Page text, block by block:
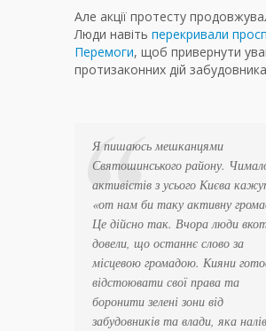
Але акції протесту
Люди навіть перекривали
Перемоги, щоб привернути
протизаконних дій
Я пишаюсь мешканцями
Святошинського району.
активістів з усього Києва
«от нам би таку активну
Це дійсно так. Вчора люди
довели, що останнє слово за
місцевою громадою. Кияни
відстоювати свої права та
боронити зелені зони від
забудовників та влади, яка